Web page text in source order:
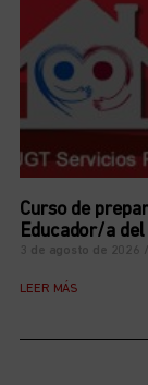
Curso de
Educador/a
3 de agosto de 2026
LEER MÁS